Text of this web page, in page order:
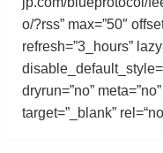
o/?rss” max=”50″
refresh=”3_hours”
dryrun=”no”
target=”_blank” rel =“